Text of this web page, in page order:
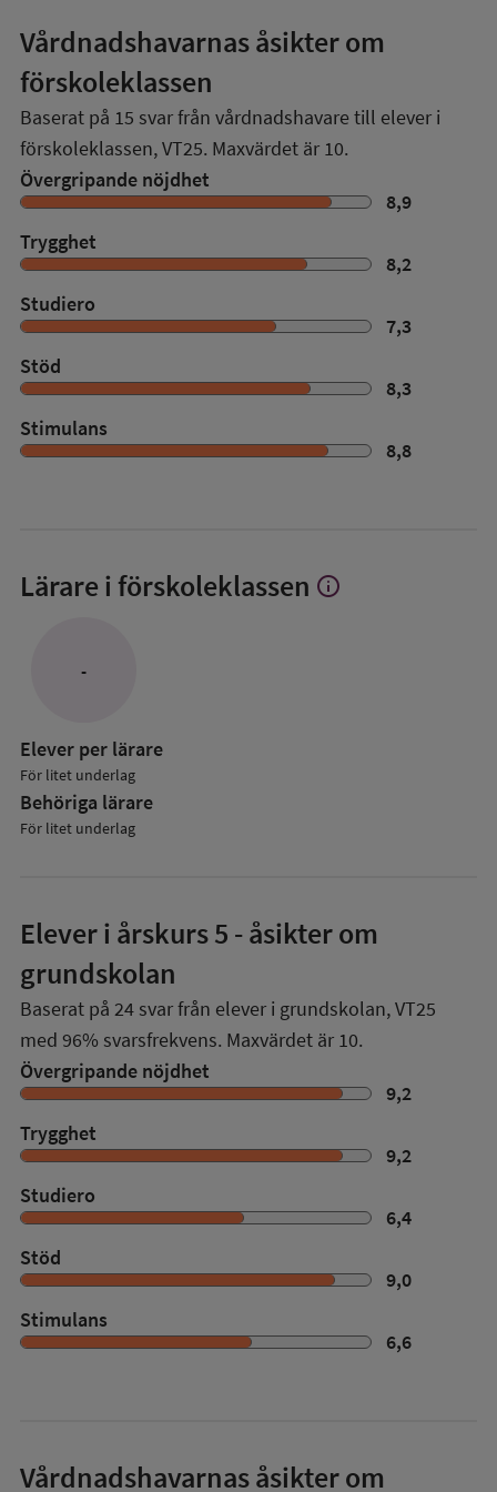
Vårdnadshavarnas åsikter om
förskoleklassen
Baserat på 15 svar från vårdnadshavare till elever i
förskoleklassen,VT25. Maxvärdet är 10.
Övergripande nöjdhet
8,9
Trygghet
8,2
Studiero
7,3
Stöd
8,3
Stimulans
8,8
Lärare i förskoleklassen Visa
info
-
Elever per lärare
För litet underlag
Behöriga lärare
För litet underlag
Elever i årskurs 5 - åsikter om
grundskolan
Baserat på 24 svar från elever i grundskolan,VT25
med 96% svarsfrekvens. Maxvärdet är 10.
Övergripande nöjdhet
9,2
Trygghet
9,2
Studiero
6,4
Stöd
9,0
Stimulans
6,6
Vårdnadshavarnas åsikter om